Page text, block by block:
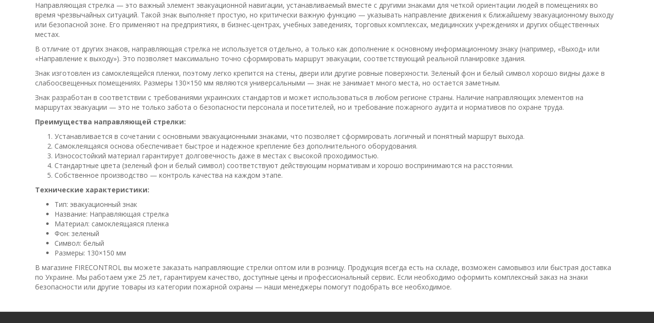
Направляющая стрелка — это важный элемент эвакуационной навигации, устанавливаемый вместе с другими знаками для четкой ориентации людей в помещениях во
время чрезвычайных ситуаций. Такой знак выполняет простую, но критически важную функцию — указывать направление движения к ближайшему эвакуационному выходу
или безопасной зоне. Его применяют на предприятиях, в бизнес-центрах, учебных заведениях, торговых комплексах, медицинских учреждениях и других общественных
местах.
В отличие от других знаков, направляющая стрелка не используется отдельно, а только как дополнение к основному информационному знаку (например, «Выход» или
«Направление к выходу»). Это позволяет максимально точно сформировать маршрут эвакуации, соответствующий реальной планировке здания.
Знак изготовлен из самоклеящейся пленки, поэтому легко крепится на стены, двери или другие ровные поверхности. Зеленый фон и белый символ хорошо видны даже в
слабоосвещенных помещениях. Размеры 130×150 мм являются универсальными — знак не занимает много места, но остается заметным.
Знак разработан в соответствии с требованиями украинских стандартов и может использоваться в любом регионе страны. Наличие направляющих элементов на
маршрутах эвакуации — это не только забота о безопасности персонала и посетителей, но и требование пожарного аудита и нормативов по охране труда.
Преимущества направляющей стрелки:
Устанавливается в сочетании с основными эвакуационными знаками, что позволяет сформировать логичный и понятный маршрут выхода.
Самоклеящаяся основа обеспечивает быстрое и надежное крепление без дополнительного оборудования.
Износостойкий материал гарантирует долговечность даже в местах с высокой проходимостью.
Стандартные цвета (зеленый фон и белый символ) соответствуют действующим нормативам и хорошо воспринимаются на расстоянии.
Собственное производство — контроль качества на каждом этапе.
Технические характеристики:
Тип: эвакуационный знак
Название: Направляющая стрелка
Материал: самоклеящаяся пленка
Фон: зеленый
Символ: белый
Размеры: 130×150 мм
В магазине FIRECONTROL вы можете заказать направляющие стрелки оптом или в розницу. Продукция всегда есть на складе, возможен самовывоз или быстрая доставка
по Украине. Мы работаем уже 25 лет, гарантируем качество, доступные цены и профессиональный сервис. Если необходимо оформить комплексный заказ на знаки
безопасности или другие товары из категории пожарной охраны — наши менеджеры помогут подобрать все необходимое.